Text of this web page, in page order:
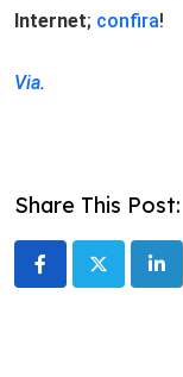
Internet; confira!
Via.
Share This Post: